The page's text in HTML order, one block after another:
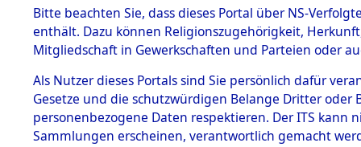
BESTÄNDE
1.
mente
5. Verschiedenes
5.3
Todesmärsche
Aktion
→0306
Bitte beachten Sie, dass dieses Portal über NS-
enthält. Dazu können Religionszugehörigkeit,
Mitgliedschaft in Gewerkschaften und Parteien oder
Als Nutzer dieses Portals sind Sie persönlich dafür
Gesetze und die schutzwürdigen Belange Dritter
personenbezogene Daten respektieren. Der ITS
Sammlungen erscheinen, verantwortlich gemacht